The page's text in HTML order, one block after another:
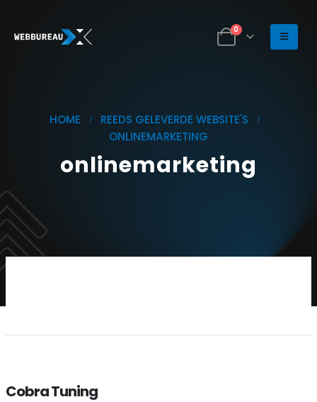
0
HOME
REEDS GELEVERDE WEBSITE'S
ONLINEMARKETING
onlinemarketing
Cobra Tuning